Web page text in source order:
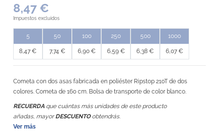
8,47 €
Impuestos excluidos
5
8,47 €
50
7,74 €
100
6,90 €
250
6,59 €
500
6,38 €
1000
6,07 €
Cometa con dos asas fabricada en poliéster Ripstop 210T de dos
colores. Cometa de 160 cm. Bolsa de transporte de color blanco.
RECUERDA que cuántas más unidades de este producto
añadas, mayorDESCUENTOobtendrás.
Ver más